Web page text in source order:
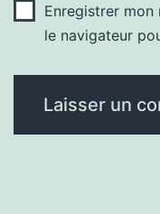
Enregistrer
le navigateur